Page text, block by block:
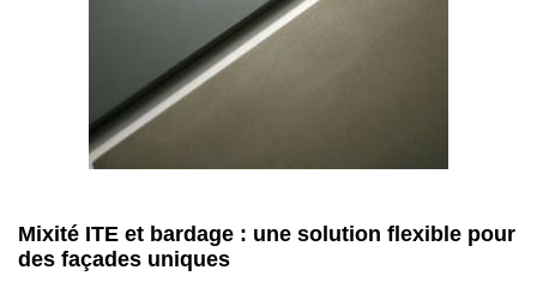
Mixité ITE et bardage : une solution flexible pour
des façades uniques